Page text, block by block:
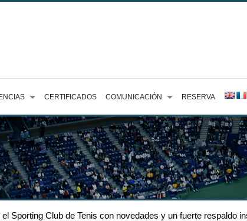
CERTIFICADOS COMUNICACIÓN RESERVA
Sporting Club de Tenis con novedades y un fuerte respaldo